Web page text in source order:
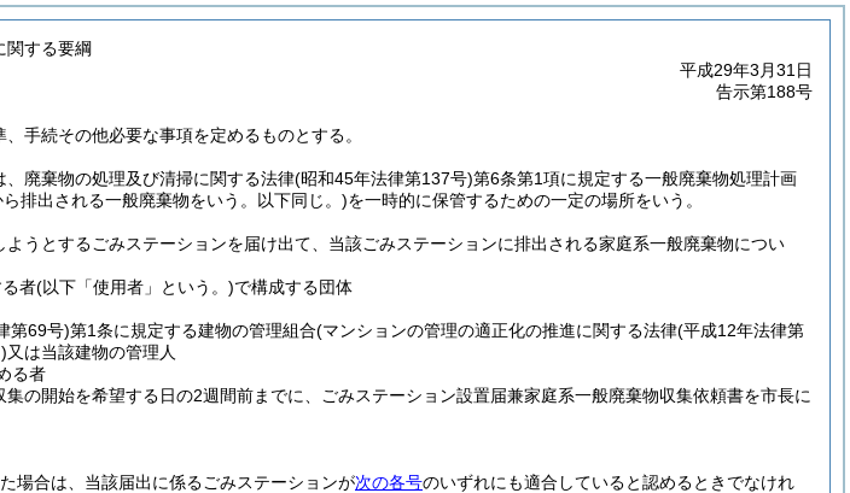
関する要綱
平成29年3月31日
告示第188号
手続その他必要な事項を定めるものとする。
廃棄物の処理及び清掃に関する法律(昭和45年法律第137号)第6条第1項に規定する一般廃棄物処理計画
排出される一般廃棄物をいう。以下同じ。)を一時的に保管するための一定の場所をいう。
うとするごみステーションを届け出て、当該ごみステーションに排出される家庭系一般廃棄物につい
者(以下「使用者」という。)で構成する団体
第69号)第1条に規定する建物の管理組合(マンションの管理の適正化の推進に関する法律(平成12年法律第
又は当該建物の管理人
る者
の開始を希望する日の2週間前までに、ごみステーション設置届兼家庭系一般廃棄物収集依頼書を市長に
場合は、当該届出に係るごみステーションが次の各号のいずれにも適合していると認めるときでなけれ